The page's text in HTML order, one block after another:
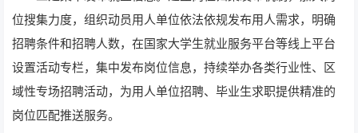
位搜集力度，组织动员用人单位依法依规发布用人需求，明确
招聘条件和招聘人数，在国家大学生就业服务平台等线上平台
设置活动专栏，集中发布岗位信息，持续举办各类行业性、区
域性专场招聘活动，为用人单位招聘、毕业生求职提供精准的
岗位匹配推送服务。